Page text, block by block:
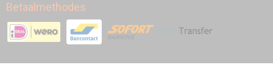
Betaalmethodes